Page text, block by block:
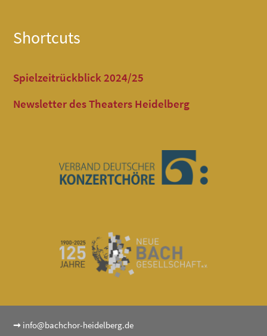
Shortcuts
Spielzeitrückblick 2024/25
Newsletter des Theaters Heidelberg
➞ info@bachchor-heidelberg.de